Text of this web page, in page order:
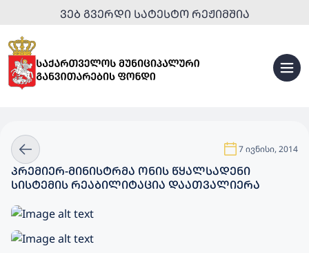
ᲕᲔᲑ ᲒᲕᲔᲠᲓᲘ ᲡᲐᲢᲔᲡᲢᲝ ᲠᲔᲟᲘᲛᲨᲘᲐ
7 ივნისი, 2014
ᲞᲠᲔᲛᲘᲔᲠ-ᲛᲘᲜᲘᲡᲢᲠᲛᲐ ᲝᲜᲘᲡ ᲬᲧᲐᲚᲡᲐᲓᲔᲜᲘ
ᲡᲘᲡᲢᲔᲛᲘᲡ ᲠᲔᲐᲑᲘᲚᲘᲢᲐᲪᲘᲐ ᲓᲐᲐᲗᲕᲐᲚᲘᲔᲠᲐ